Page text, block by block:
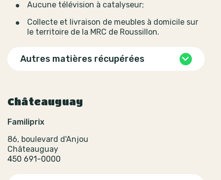
Aucune télévision à catalyseur;
Collecte et livraison de meubles à domicile sur
le territoire de la MRC de Roussillon.
Autres matières récupérées
Châteauguay
Familiprix
86, boulevard d'Anjou
Châteauguay
450 691-0000